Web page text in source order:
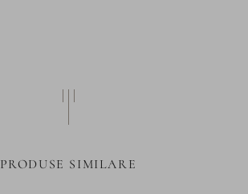
PRODUSE SIMILARE